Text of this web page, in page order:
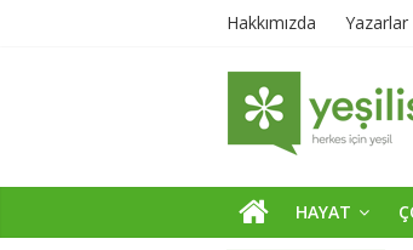
Hakkımızda Yazarlar
HAYAT